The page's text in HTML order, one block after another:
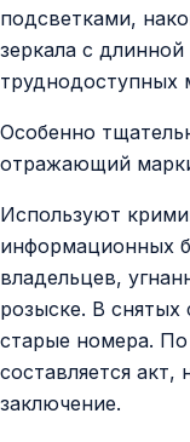
подсветками,
зеркала с
труднодоступных
Особенно
отражающий
Используют
информационных
владельцев,
розыске. В
старые номера. По
составляется акт,
заключение.